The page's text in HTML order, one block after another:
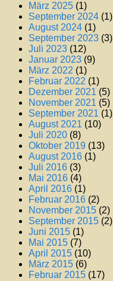
März 2025 (1)
September 2024 (1)
August 2024 (1)
September 2023 (3)
Juli 2023 (12)
Januar 2023 (9)
März 2022 (1)
Februar 2022 (1)
Dezember 2021 (5)
November 2021 (5)
September 2021 (1)
August 2021 (10)
Juli 2020 (8)
Oktober 2019 (13)
August 2016 (1)
Juli 2016 (3)
Mai 2016 (4)
April 2016 (1)
Februar 2016 (2)
November 2015 (2)
September 2015 (2)
Juni 2015 (1)
Mai 2015 (7)
April 2015 (10)
März 2015 (6)
Februar 2015 (17)